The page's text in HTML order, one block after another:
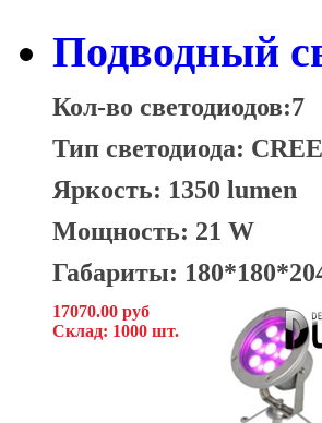
Подводный
Кол-во светодиодов:7
Тип светодиода:
Яркость: 1350 lumen
Мощность: 21 W
Габариты:
17070.00 руб
Склад: 1000 шт.